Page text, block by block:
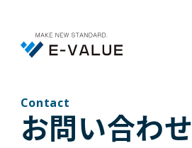
Contact
お問い合わせ